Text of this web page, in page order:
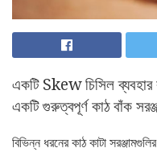
একটি Skew চিসিল
একটি গুরুত্বপূর্ণ কাঠ বাঁক
বিভিন্ন ধরনের কাঠ কাটা